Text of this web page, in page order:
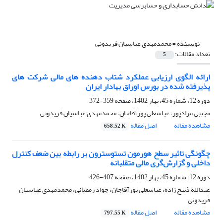
نویسنده =محمدمهدی عباسیان فریدونی
تعداد مقالات: 5
ارائه الگوی ارزیابی عملکرد شتاب دهنده های مالی شرکت های
پذیرفته شده در بورس اوراق بهادار ایران
دوره 12، شماره 45، بهار 1402، صفحه
359-372
مجتبی مرادپور، عباسعلی پورآقاجان، محمدمهدی عباسیان فریدونی
مشاهده مقاله
اصل مقاله 658.52 K
چگونگی تاثیر سطح هورمون تستوسترون بر رابطه بین ضعف کنترل
داخلی و گزارش‌گری مالی متقلبانه
دوره 12، شماره 45، بهار 1402، صفحه
407-426
عبدالله ذبیح زاده، عباسعلی پورآقاجان، جواد رمضانی، محمدمهدی عباسیان
فریدونی
مشاهده مقاله
اصل مقاله 797.55 K